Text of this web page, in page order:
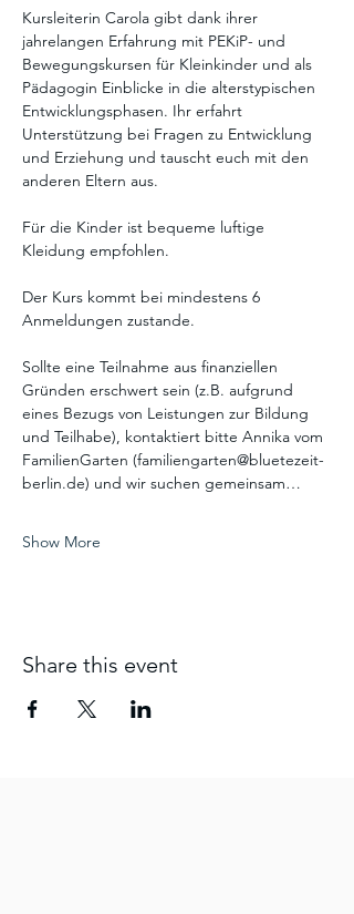
Kursleiterin Carola gibt dank ihrer
jahrelangen Erfahrung mit PEKiP- und
Bewegungskursen für Kleinkinder und als
Pädagogin Einblicke in die alterstypischen
Entwicklungsphasen. Ihr erfahrt
Unterstützung bei Fragen zu Entwicklung
und Erziehung und tauscht euch mit den
anderen Eltern aus.
Für die Kinder ist bequeme luftige
Kleidung empfohlen.
Der Kurs kommt bei mindestens 6
Anmeldungen zustande.
Sollte eine Teilnahme aus finanziellen
Gründen erschwert sein (z.B. aufgrund
eines Bezugs von Leistungen zur Bildung
und Teilhabe), kontaktiert bitte Annika vom
FamilienGarten (familiengarten@bluetezeit-
berlin.de) und wir suchen gemeinsam…
Show More
Share this event